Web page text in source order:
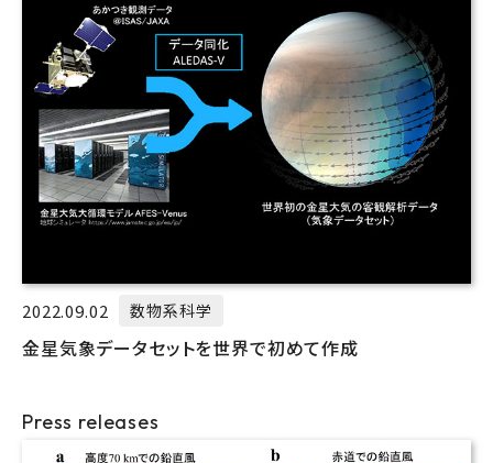
2022.09.02 数物系科学
金星気象データセットを世界で初めて作成
Press releases